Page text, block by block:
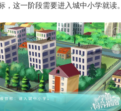
这一阶段需要进入城中小学就读。